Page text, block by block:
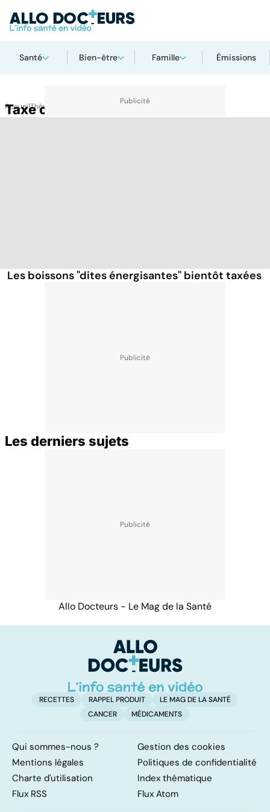
Santé Bien-être Famille Émissions
AccueilThématiques
Taxe consommation
Les boissons ''dites énergisantes'' bientôt taxées
Les derniers sujets
Allo Docteurs - Le Mag de la Santé
RECETTES RAPPEL PRODUIT
LE MAG DE LA SANTÉ
CANCER
MÉDICAMENTS
Qui sommes-nous ?
Gestion des cookies
Mentions légales
Politiques de confidentialité
Charte d'utilisation
Index thématique
Flux RSS
Flux Atom